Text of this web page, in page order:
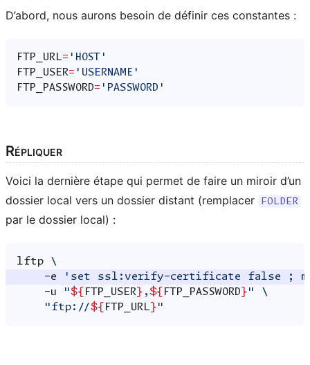
D’abord, nous aurons besoin de définir ces constantes :
FTP_URL= 'HOST'
FTP_USER= 'USERNAME'
FTP_PASSWORD= 'PASSWORD'
Répliquer
Voici la dernière étape qui permet de faire un miroir d’un
dossier local vers un dossier distant (remplacer
FOLDER
par le dossier local) :
lftp
\
-e
'set ssl:verify-certificate false ;
-u
"${ FTP_USER } , ${ FTP_PASSWORD } "
\
"ftp://${ FTP_URL } "